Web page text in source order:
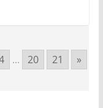
... 20 21 »